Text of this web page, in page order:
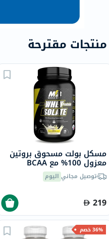
منتجات مقترحة
مسكل بولت مسحوق بروتين
معزول 100% مع BCAA
رطلتوصيل مجاني اليوم
219
36% خصم